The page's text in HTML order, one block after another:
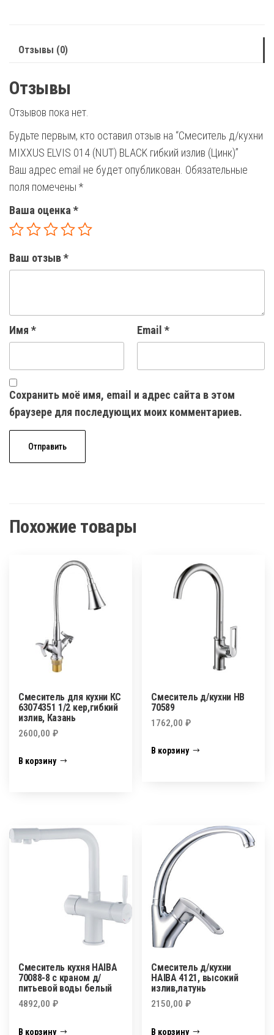
(NUT)
гибкий
излив
Отзывы (0)
Отзывы
Отзывов пока нет.
Будьте первым, кто оставил отзыв на “Смеситель д/кухни
MIXXUS ELVIS 014 (NUT) BLACK гибкий излив (Цинк)”
Ваш адрес email не будет опубликован. Обязательные
поля помечены *
Ваша оценка *
Ваш отзыв*
Имя * Email *
Сохранить моё имя, email и адрес сайта в этом
браузере для последующих моих комментариев.
Похожие товары
Смеситель для кухни КС
63074351 1/2 кер,гибкий
излив, Казань
2600,00 ₽
В корзину
Смеситель д/кухни НВ
70589
1762,00₽
В корзину
Смеситель кухня HAIBA
70088-8 с краном д/
питьевой воды белый
4892,00 ₽
В корзину
Смеситель д/кухни
HAIBA 4121, высокий
излив,латунь
2150,00₽
В корзину